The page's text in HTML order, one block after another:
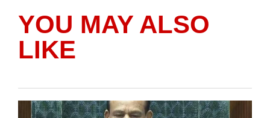
YOU MAY ALSO
LIKE